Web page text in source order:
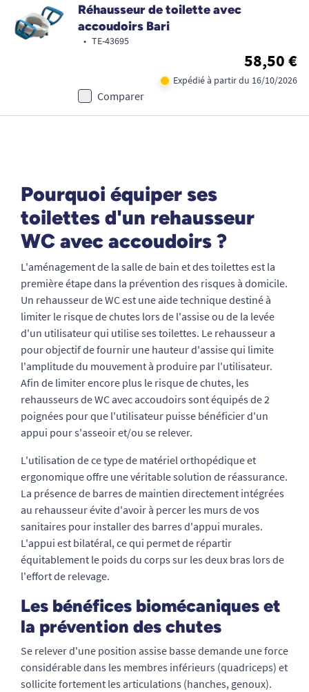
Réhausseur de toilette avec
accoudoirs Bari
• TE-43695
58,50 €
Expédié à partir du 16/10/2026
Comparer
Pourquoi équiper ses
toilettes d'un rehausseur
WC avec accoudoirs ?
L'aménagement de la salle de bain et des toilettes est la
première étape dans la prévention des risques à domicile.
Un rehausseur de WC est une aide technique destiné à
limiter le risque de chutes lors de l'assise ou de la levée
d'un utilisateur qui utilise ses toilettes. Le rehausseur a
pour objectif de fournir une hauteur d'assise qui limite
l'amplitude du mouvement à produire par l'utilisateur.
Afin de limiter encore plus le risque de chutes, les
rehausseurs de WC avec accoudoirs sont équipés de 2
poignées pour que l'utilisateur puisse bénéficier d'un
appui pour s'asseoir et/ou se relever.
L'utilisation de ce type de matériel orthopédique et
ergonomique offre une véritable solution de réassurance.
La présence de barres de maintien directement intégrées
au rehausseur évite d'avoir à percer les murs de vos
sanitaires pour installer des barres d'appui murales.
L'appui est bilatéral, ce qui permet de répartir
équitablement le poids du corps sur les deux bras lors de
l'effort de relevage.
Les bénéfices biomécaniques et
la prévention des chutes
Se relever d'une position assise basse demande une force
considérable dans les membres inférieurs (quadriceps) et
sollicite fortement les articulations (hanches, genoux).